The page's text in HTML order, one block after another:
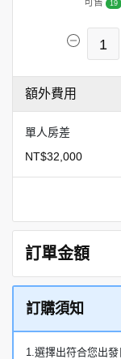
可售 19
1
額外費用
單人房差
NT$32,000
訂單金額
訂購須知
1.選擇出符合您出